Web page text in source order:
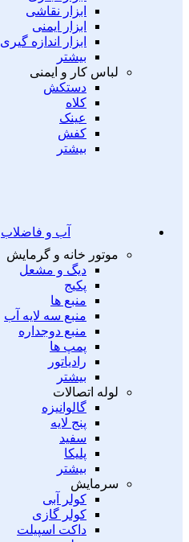
ابزار نقاشی
ابزار ایمنی
ابزار اندازه گیری
بیشتر
لباس کار و ایمنی
دستکش
کلاه
عینک
کفش
بیشتر
آب و فاضلاب
موتور خانه و گرمایش
دیگ و مشعل
پکیج
منبع ها
منبع سه لایه آب
منبع دوجداره
پمپ ها
رادیاتور
بیشتر
لوله اتصالات
گالوانیزه
پنج لایه
سفید
پلیکا
بیشتر
سرمایش
کولر آبی
کولر گازی
داکت اسپیلت